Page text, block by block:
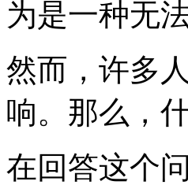
为是一种无
然而，许多
响。那么，
在回答这个